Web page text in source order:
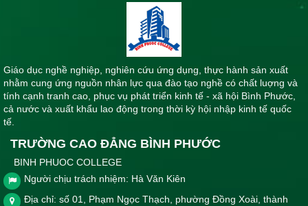
Giáo dục nghề nghiệp, nghiên cứu ứng dụng, thực hành sản xuất
nhằm cung ứng nguồn nhân lực qua đào tạo nghề có chất luợng và
tính cạnh tranh cao, phục vụ phát triển kinh tế - xã hội Bình Phước,
cả nước và xuất khẩu lao động trong thời kỳ hội nhập kinh tế quốc
tế.
TRƯỜNG CAO ĐẲNG BÌNH PHƯỚC
BINH PHUOC COLLEGE
Người chịu trách nhiệm: Hà Văn Kiên
Địa chỉ: số 01, Phạm Ngọc Thạch, phường Đồng Xoài, thành